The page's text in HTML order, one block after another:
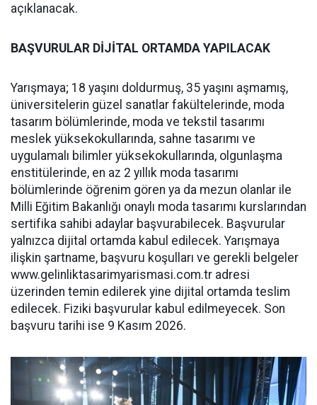
açıklanacak.
BAŞVURULAR DİJİTAL ORTAMDA YAPILACAK
Yarışmaya; 18 yaşını doldurmuş, 35 yaşını aşmamış,
üniversitelerin güzel sanatlar fakültelerinde, moda
tasarım bölümlerinde, moda ve tekstil tasarımı
meslek yüksekokullarında, sahne tasarımı ve
uygulamalı bilimler yüksekokullarında, olgunlaşma
enstitülerinde, en az 2 yıllık moda tasarımı
bölümlerinde öğrenim gören ya da mezun olanlar ile
Milli Eğitim Bakanlığı onaylı moda tasarımı kurslarından
sertifika sahibi adaylar başvurabilecek. Başvurular
yalnızca dijital ortamda kabul edilecek. Yarışmaya
ilişkin şartname, başvuru koşulları ve gerekli belgeler
www.gelinliktasarimyarismasi.com.tr adresi
üzerinden temin edilerek yine dijital ortamda teslim
edilecek. Fiziki başvurular kabul edilmeyecek. Son
başvuru tarihi ise 9 Kasım 2026.